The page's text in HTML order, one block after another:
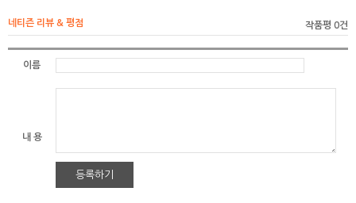
네티즌 리뷰 & 평점 작품평 0건
이름
내 용
등록하기